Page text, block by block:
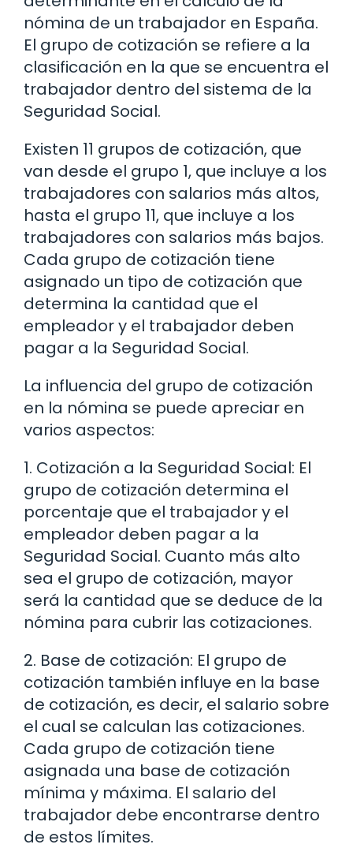
nómina de un trabajador en España.
El grupo de cotización se refiere a la
clasificación en la que se encuentra el
trabajador dentro del sistema de la
Seguridad Social.
Existen 11 grupos de cotización, que
van desde el grupo 1, que incluye a los
trabajadores con salarios más altos,
hasta el grupo 11, que incluye a los
trabajadores con salarios más bajos.
Cada grupo de cotización tiene
asignado un tipo de cotización que
determina la cantidad que el
empleador y el trabajador deben
pagar a la Seguridad Social.
La influencia del grupo de cotización
en la nómina se puede apreciar en
varios aspectos:
1. Cotización a la Seguridad Social: El
grupo de cotización determina el
porcentaje que el trabajador y el
empleador deben pagar a la
Seguridad Social. Cuanto más alto
sea el grupo de cotización, mayor
será la cantidad que se deduce de la
nómina para cubrir las cotizaciones.
2. Base de cotización: El grupo de
cotización también influye en la base
de cotización, es decir, el salario sobre
el cual se calculan las cotizaciones.
Cada grupo de cotización tiene
asignada una base de cotización
mínima y máxima. El salario del
trabajador debe encontrarse dentro
de estos límites.